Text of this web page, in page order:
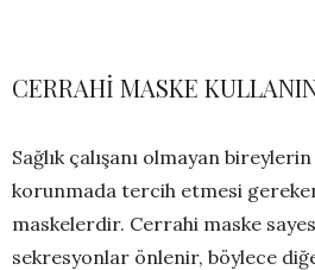
CERRAHİ MASKE
Sağlık çalışanı olmayan
korunmada tercih etmesi
maskelerdir. Cerrahi maske
sekresyonlar önlenir, böylece